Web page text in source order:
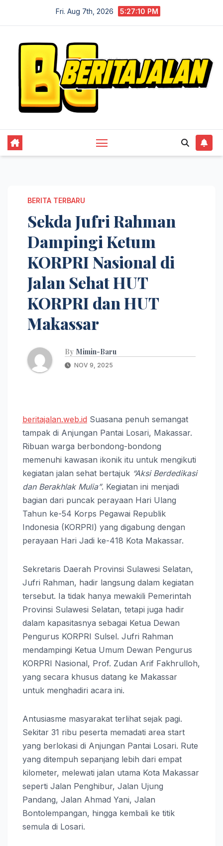
Fri. Aug 7th, 2026 5:27:10 PM
BERITA TERBARU
Sekda Jufri Rahman
Dampingi Ketum
KORPRI Nasional di
Jalan Sehat HUT
KORPRI dan HUT
Makassar
By Mimin-Baru
NOV 9, 2025
beritajalan.web.id Suasana penuh semangat
tampak di Anjungan Pantai Losari, Makassar.
Ribuan warga berbondong-bondong
memenuhi kawasan ikonik itu untuk mengikuti
kegiatan jalan sehat bertajuk “Aksi Berdedikasi
dan Berakhlak Mulia”. Kegiatan ini menjadi
bagian dari puncak perayaan Hari Ulang
Tahun ke-54 Korps Pegawai Republik
Indonesia (KORPRI) yang digabung dengan
perayaan Hari Jadi ke-418 Kota Makassar.
Sekretaris Daerah Provinsi Sulawesi Selatan,
Jufri Rahman, hadir langsung dalam kegiatan
tersebut. Ia tidak hanya mewakili Pemerintah
Provinsi Sulawesi Selatan, tetapi juga hadir
dalam kapasitasnya sebagai Ketua Dewan
Pengurus KORPRI Sulsel. Jufri Rahman
mendampingi Ketua Umum Dewan Pengurus
KORPRI Nasional, Prof. Zudan Arif Fakhrulloh,
yang secara khusus datang ke Makassar
untuk menghadiri acara ini.
Antusiasme masyarakat terlihat sejak pagi.
Sekitar 31 ribu peserta memadati area start
yang berlokasi di Anjungan Pantai Losari. Rute
yang ditempuh sepanjang lebih dari empat
kilometer, melewati jalan utama Kota Makassar
seperti Jalan Penghibur, Jalan Ujung
Pandang, Jalan Ahmad Yani, Jalan
Bontolempangan, hingga kembali ke titik
semula di Losari.